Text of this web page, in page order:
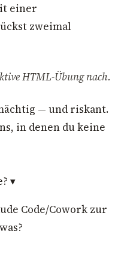
einer
zweimal
HTML-Übung nach.
— und riskant.
in denen du keine
▾
Code/Cowork zur